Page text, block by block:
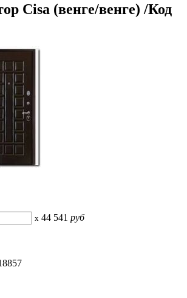
Cisa (венге/венге) /Код
x 44 541 руб